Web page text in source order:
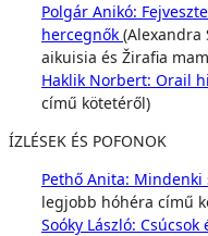
Polgár Anikó:
hercegnők (Alexandra
aikuisia és Žirafia
Haklik Norbert: Orail
című kötetéről)
ÍZLÉSEK ÉS POFONOK
Pethő Anita: Mindenki
legjobb hóhéra című
Soóky László: Csúcsok